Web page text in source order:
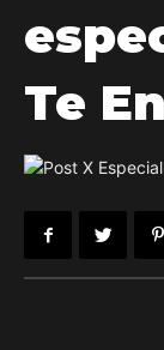
Te